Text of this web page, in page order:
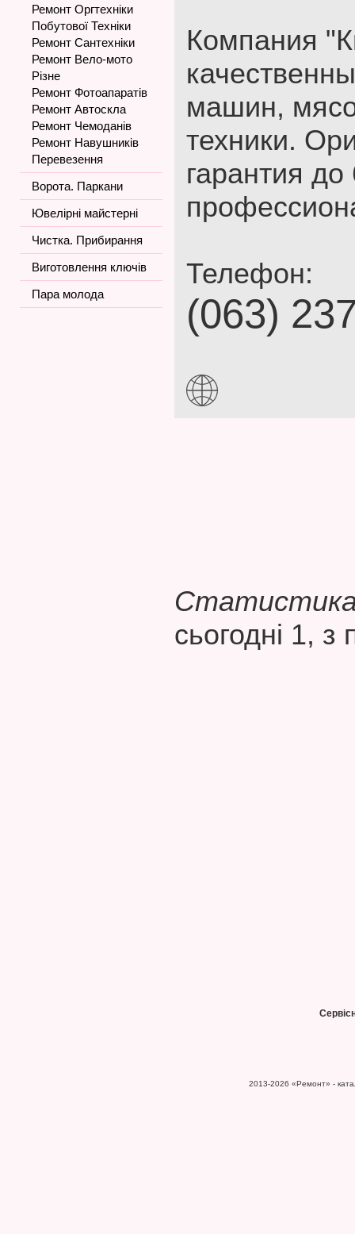
Ремонт Оргтехніки
Побутової Техніки
Ремонт Сантехніки
Ремонт Вело-мото
Різне
Ремонт Фотоапаратів
Ремонт Автоскла
Ремонт Чемоданів
Ремонт Навушників
Перевезення
Ворота. Паркани
Ювелірні майстерні
Чистка. Прибирання
Виготовлення ключів
Пара молода
Компания
машин,
техники.
гарантия
Телефон:
(063)
Статистика
сьогодні 1, з
2013-2026 «Ремонт» -